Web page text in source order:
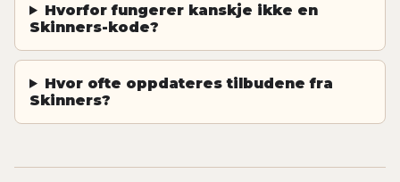
Hvorfor fungerer kanskje ikke en
Skinners-kode?
Hvor ofte oppdateres tilbudene fra
Skinners?